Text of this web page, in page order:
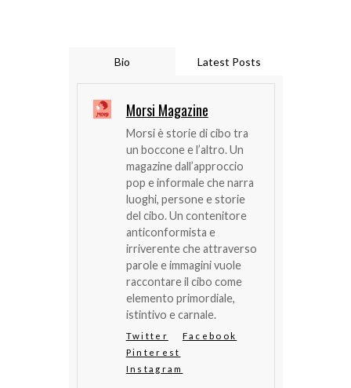
Bio Latest Posts
Morsi Magazine
Morsi è storie di cibo tra
un boccone e l’altro. Un
magazine dall’approccio
pop e informale che narra
luoghi, persone e storie
del cibo. Un contenitore
anticonformista e
irriverente che attraverso
parole e immagini vuole
raccontare il cibo come
elemento primordiale,
istintivo e carnale.
Twitter
Facebook
Pinterest
Instagram